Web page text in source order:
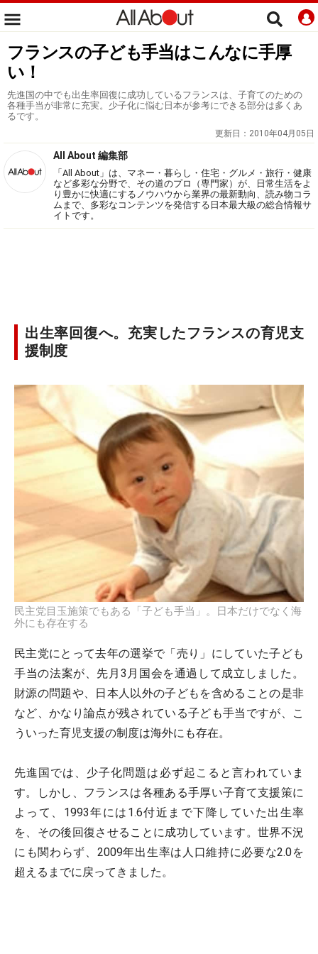
フランスの子ども手当はこんなに手厚
い！
先進国の中でも出生率回復に成功しているフランスは、子育てのための
各種手当が非常に充実。少子化に悩む日本が参考にできる部分は多くあ
るです。
更新日： 2010年04月05日
All About 編集部
「All About」は、マネー・暮らし・住宅・グルメ・旅行・健康
など多彩な分野で、その道のプロ（専門家）が、日常生活をよ
り豊かに快適にするノウハウから業界の最新動向、読み物コラ
ムまで、多彩なコンテンツを発信する日本最大級の総合情報サ
イトです。
出生率回復へ。充実したフランスの育児支
援制度
民主党目玉施策でもある「子ども手当」。日本だけでなく海
外にも存在する
民主党にとって去年の選挙で「売り」にしていた子ども
手当の法案が、先月3月国会を通過して成立しました。
財源の問題や、日本人以外の子どもを含めることの是非
など、かなり論点が残されている子ども手当ですが、こ
ういった育児支援の制度は海外にも存在。
先進国では、少子化問題は必ず起こると言われていま
す。しかし、フランスは各種ある手厚い子育て支援策に
よって、1993年には1.6付近まで下降していた出生率
を、その後回復させることに成功しています。世界不況
にも関わらず、2009年出生率は人口維持に必要な2.0を
超えるまでに戻ってきました。